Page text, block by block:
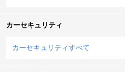
カーセキュリティ
カーセキュリティすべて